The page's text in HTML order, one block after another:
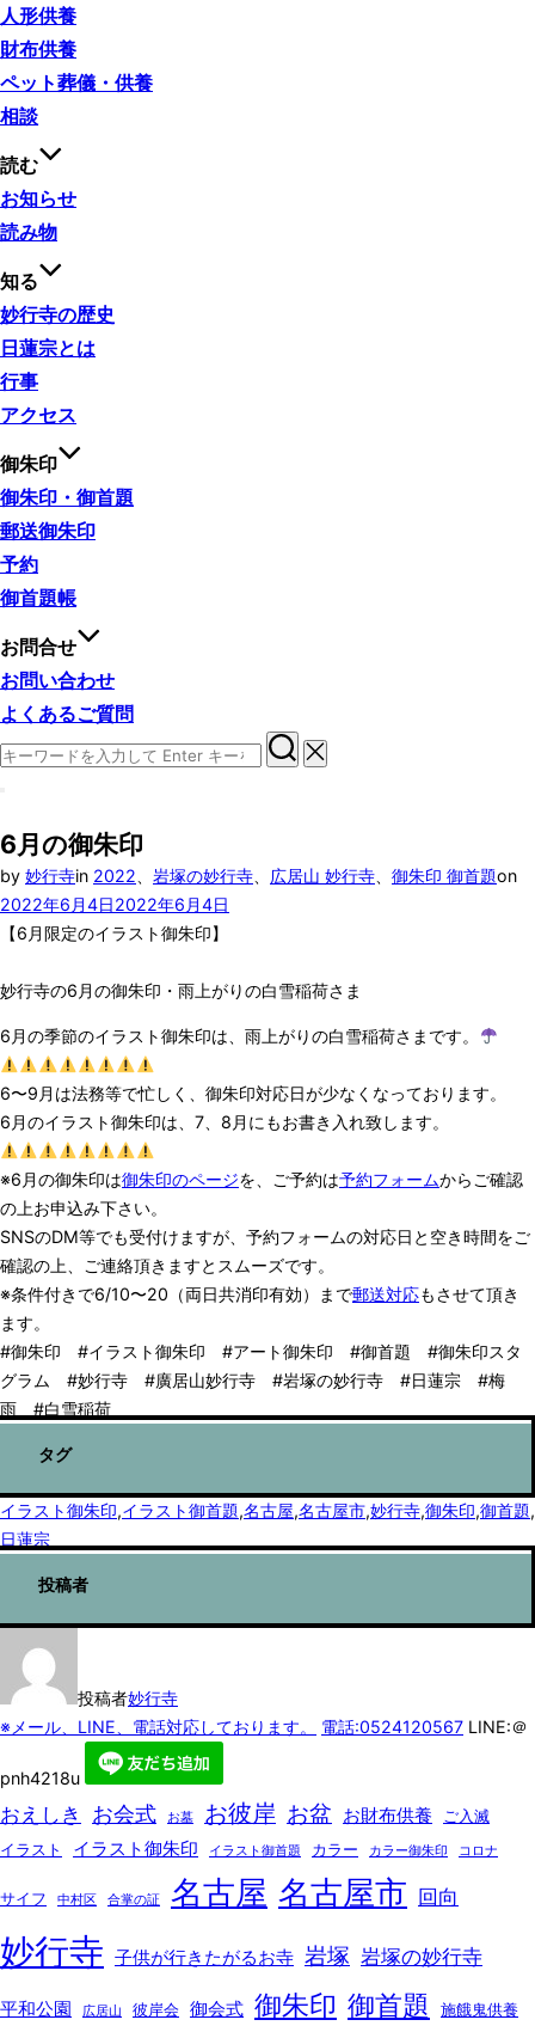
人形供養
財布供養
ペット葬儀・供養
相談
読む
お知らせ
読み物
知る
妙行寺の歴史
日蓮宗とは
行事
アクセス
御朱印
御朱印・御首題
郵送御朱印
予約
御首題帳
お問合せ
お問い合わせ
よくあるご質問
検
索
象:
ド
ー
と
ナ
ー
ョ
ン
を
切
り
替
え
る
6月の御朱印
by 妙行寺in 2022 岩塚の妙行寺 広居山 妙行寺 御朱印 御首題on投
2022年6月4日2022年6月4日
【6月限定のイラスト御朱印】
妙行寺の6月の御朱印・雨上がりの白雪稲荷さま
6月の季節のイラスト御朱印は、雨上がりの白雪稲荷さまです。
6〜9月は法務等で忙しく、御朱印対応日が少なくなっております。
6月のイラスト御朱印は、7、8月にもお書き入れ致します。
※6月の御朱印は御朱印のページを、ご予約は予約フォームからご確認
の上お申込み下さい。
SNSのDM等でも受付けますが、予約フォームの対応日と空き時間をご
確認の上、ご連絡頂きますとスムーズです。
※条件付きで6/10〜20（両日共消印有効）まで郵送対応もさせて頂き
ます。
#御朱印 #イラスト御朱印 #アート御朱印 #御首題 #御朱印スタ
グラム #妙行寺 #廣居山妙行寺 #岩塚の妙行寺 #日蓮宗 #梅
雨 #白雪稲荷
タグ
イラスト御朱印,イラスト御首題,名古屋,名古屋市,妙行寺,御朱印,御首題,
日蓮宗
投稿者
投稿者妙行寺
※メール、LINE、電話対応しております。
電話:0524120567 LINE:＠
pnh4218u
おえしき お会式 お墓 お彼岸 お盆 お財布供養
ご入滅
イラスト
イラスト御朱印 イラスト御首題 カラー カラー御朱印 コロナ
サイフ 中村区 合掌の証 名古屋 名古屋市 回向
妙行寺 子供が行きたがるお寺 岩塚 岩塚の妙行寺
平和公園 広居山 彼岸会 御会式 御朱印 御首題 施餓鬼供養